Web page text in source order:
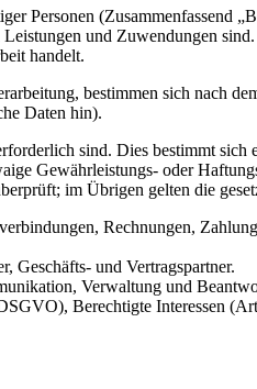
Personen
und Zuwendungen
handelt.
bestimmen sich nach
Daten hin).
sind. Dies bestimmt
Gewährleistungs- oder
im Übrigen gelten die
Rechnungen,
Geschäfts- und Vertragspartner.
Verwaltung und
Berechtigte Interessen